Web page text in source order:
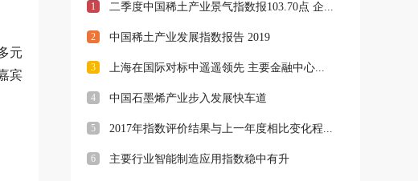
元
宾
1 二季度中国稀土产业景气指数报103.70点 企...
2 中国稀土产业发展指数报告 2019
3 上海在国际对标中遥遥领先 主要金融中心...
4 中国石墨烯产业步入发展快车道
5 2017年指数评价结果与上一年度相比变化程...
6 主要行业智能制造应用指数稳中有升